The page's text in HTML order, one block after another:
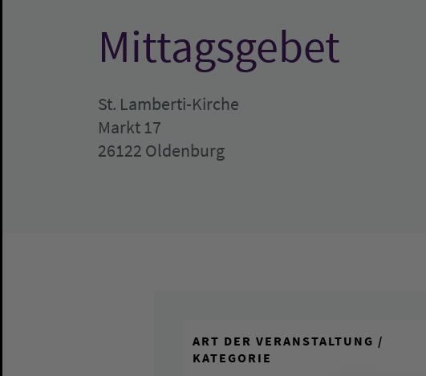
Mittagsgebet
St. Lamberti-Kirche
Markt 17
26122 Oldenburg
ART DER VERANSTALTUNG /
KATEGORIE